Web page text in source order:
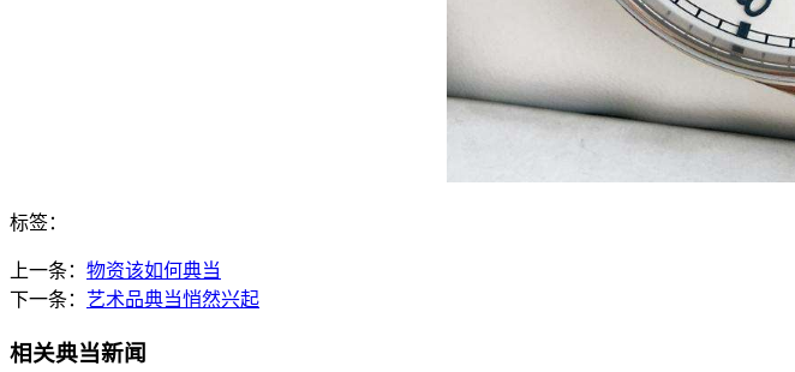
标签：
上一条： 物资该如何典当
下一条： 艺术品典当悄然兴起
相关典当新闻